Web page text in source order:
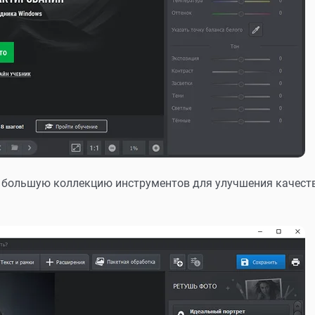
коллекцию инструментов для улучшения